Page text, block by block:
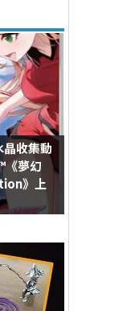
收集動
夢幻
》上